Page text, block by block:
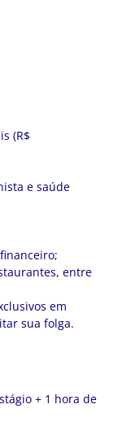
(R$
e saúde
entre
em
sua folga.
+ 1 hora de